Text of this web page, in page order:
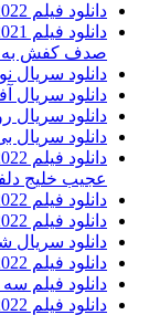
دانلود فیلم Dhaakad 2022 جان سخت
صدف کفش به
دانلود سریال
دانلود سریال
دانلود سریال
دانلود سریال
عجیب خلیج
دانلود فیلم Seoul Vibe 2022 حال و هوای سئول
دانلود فیلم Alienoid 2022 بیگانه
دانلود سریال
دانلود فیلم I Came By 2022 آمدم
دانلود فیلم
دانلود فیلم Fourth of July 2022 چهارم جولای